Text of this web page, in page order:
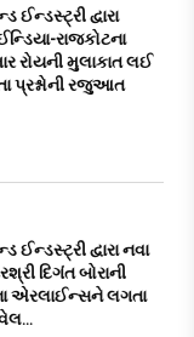
દ્વારા
રાજકોટના
રોયની મુલાકાત લઈ
પ્રશ્નોની રજુઆત
દ્વારા નવા
દિગંત બોરાની
એરલાઈન્સને લગતા